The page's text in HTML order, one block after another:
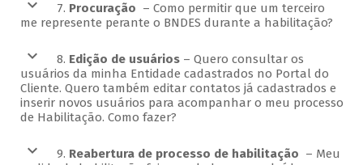
7. Procuração – Como permitir que um terceiro
me represente perante o BNDES durante a habilitação?
8. Edição de usuários– Quero consultar os
usuários da minha Entidade cadastrados no Portal do
Cliente. Quero também editar contatos já cadastrados e
inserir novos usuários para acompanhar o meu processo
de Habilitação. Como fazer?
9. Reabertura de processo de habilitação – Meu